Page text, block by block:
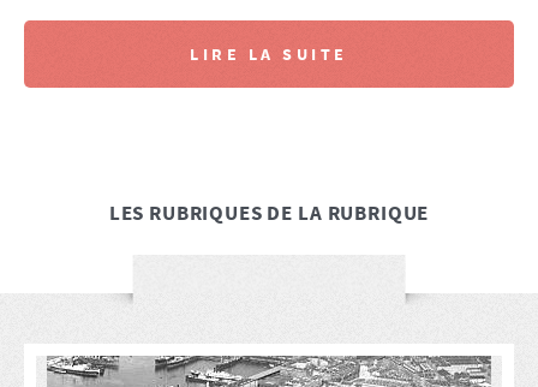
LIRE LA SUITE
LES RUBRIQUES DE LA RUBRIQUE